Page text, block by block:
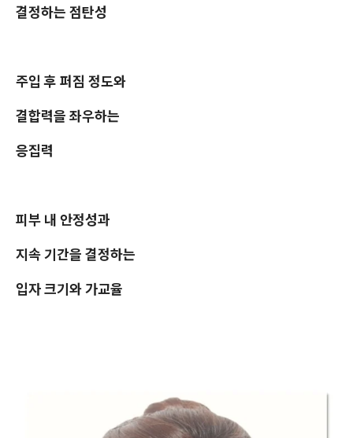
결정하는 점탄성
주입 후 퍼짐 정도와
결합력을 좌우하는
응집력
피부 내 안정성과
지속 기간을 결정하는
입자 크기와 가교율